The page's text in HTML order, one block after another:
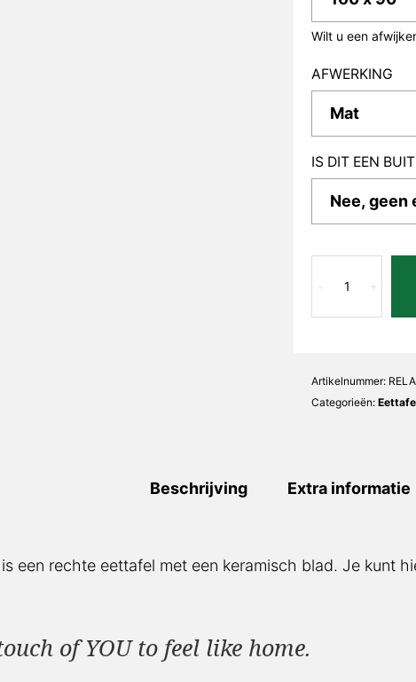
Wilt u een
AFWERKING
IS DIT EEN
Macchia
+
-
Artikelnummer:
Categorieën:
Beschrijving Extra informatie
is een rechte eettafel met een keramisch blad. Je kunt
of YOU to feel like home.